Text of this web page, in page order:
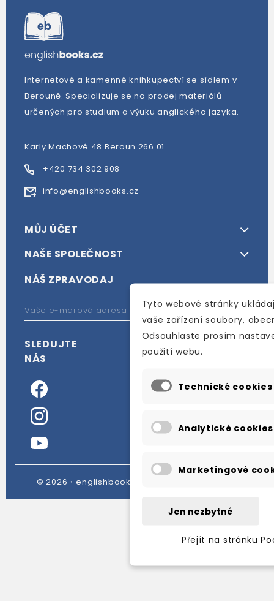
Internetové a kamenné knihkupectví se sídlem v
Berouně. Specializuje se na prodej materiálů
určených pro studium a výuku anglického jazyka.
Karly Machové 48 Beroun 266 01
+420 734 302 908
info@englishbooks.cz
MŮJ ÚČET
NAŠE SPOLEČNOST
NÁŠ ZPRAVODAJ
SLEDUJTE
NÁS
© 2026・englishbooks.cz・all rights reserved
Tyto webové stránky
vaše zařízení soubory,
Odsouhlaste prosím
použití webu.
Technické cookies
Analytické cookies
Marketingové
Jen nezbytné
Přejít na stránku